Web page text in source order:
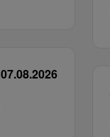
07.08.2026